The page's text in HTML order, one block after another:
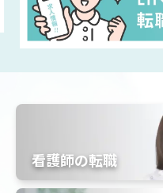
看護師の転職